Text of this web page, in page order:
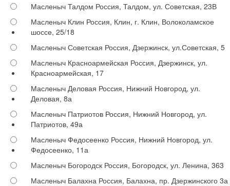
Масленыч Талдом Россия, Талдом, ул. Советская, 23В
Масленыч Клин Россия, Клин, г. Клин, Волоколамское
шоссе, 25/18
Масленыч Советская Россия, Дзержинск, ул.Советская, 5
Масленыч Красноармейская Россия, Дзержинск, ул.
Красноармейская, 17
Масленыч Деловая Россия, Нижний Новгород, ул.
Деловая, 8а
Масленыч Патриотов Россия, Нижний Новгород, ул.
Патриотов, 49а
Масленыч Федосеенко Россия, Нижний Новгород, ул.
Федосеенко, 11а
Масленыч Богородск Россия, Богородск, ул. Ленина, 363
Масленыч Балахна Россия, Балахна, пр. Дзержинского 3а